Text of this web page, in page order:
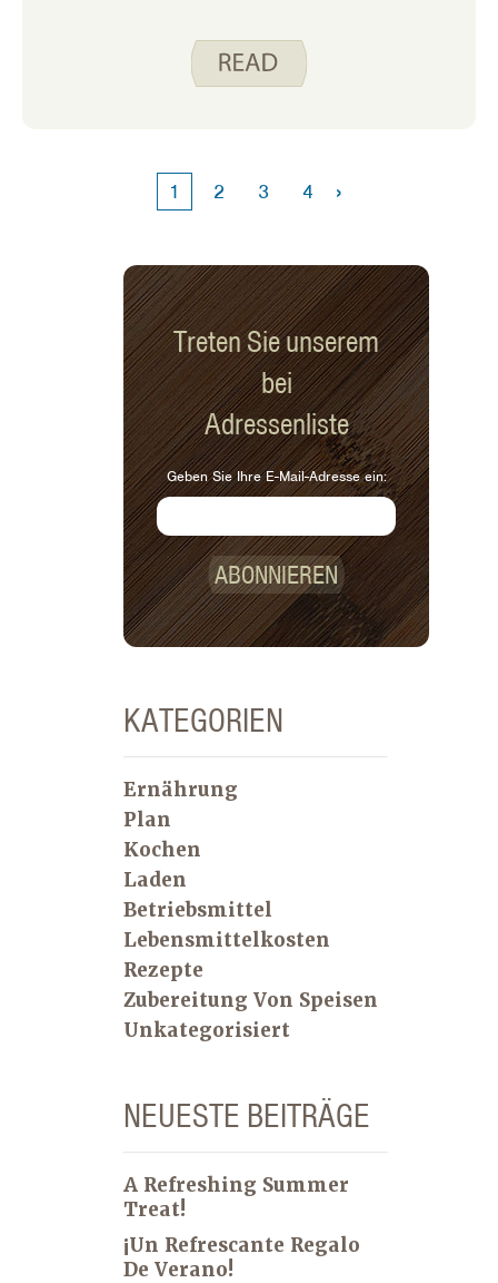
1 2 3 4 ›
Treten Sie unserem
bei
Adressenliste
Geben Sie Ihre E-Mail-Adresse ein:
ABONNIEREN
KATEGORIEN
Ernährung
Plan
Kochen
Laden
Betriebsmittel
Lebensmittelkosten
Rezepte
Zubereitung Von Speisen
Unkategorisiert
NEUESTE BEITRÄGE
A Refreshing Summer
Treat!
¡Un Refrescante Regalo
De Verano!